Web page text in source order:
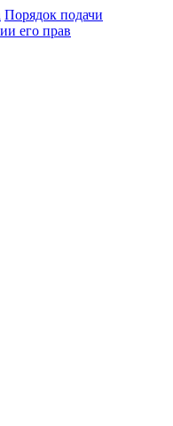
Порядок подачи
его прав